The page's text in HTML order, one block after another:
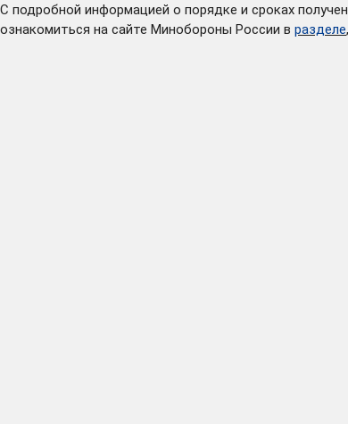
С подробной информацией о порядке и сроках
ознакомиться на сайте Минобороны России в разделе,